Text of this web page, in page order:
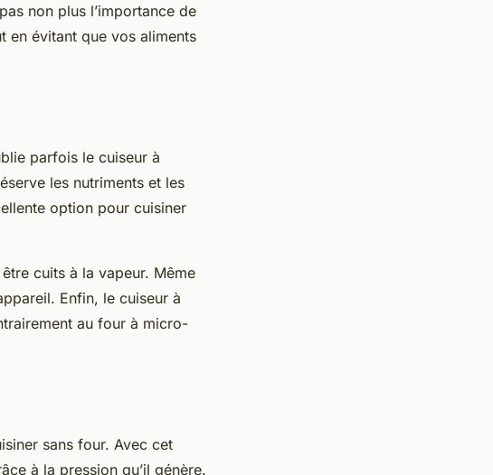
non plus l’importance de
en évitant que vos aliments
parfois le cuiseur à
les nutriments et les
option pour cuisiner
cuits à la vapeur. Même
Enfin, le cuiseur à
au four à micro-
sans four. Avec cet
à la pression qu’il génère.